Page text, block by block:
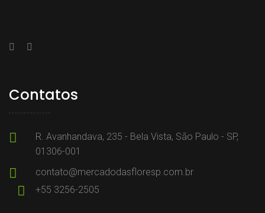
Contatos
R. Avanhandava, 235 - Bela Vista, São Paulo - SP,
01306-001
contato@mercadodasfloresp.com.br
+55 3256-2505